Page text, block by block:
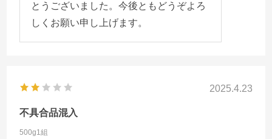
とうございました。今後ともどうぞよろ
しくお願い申し上げます。
2025.4.23
不具合品混入
500g1組